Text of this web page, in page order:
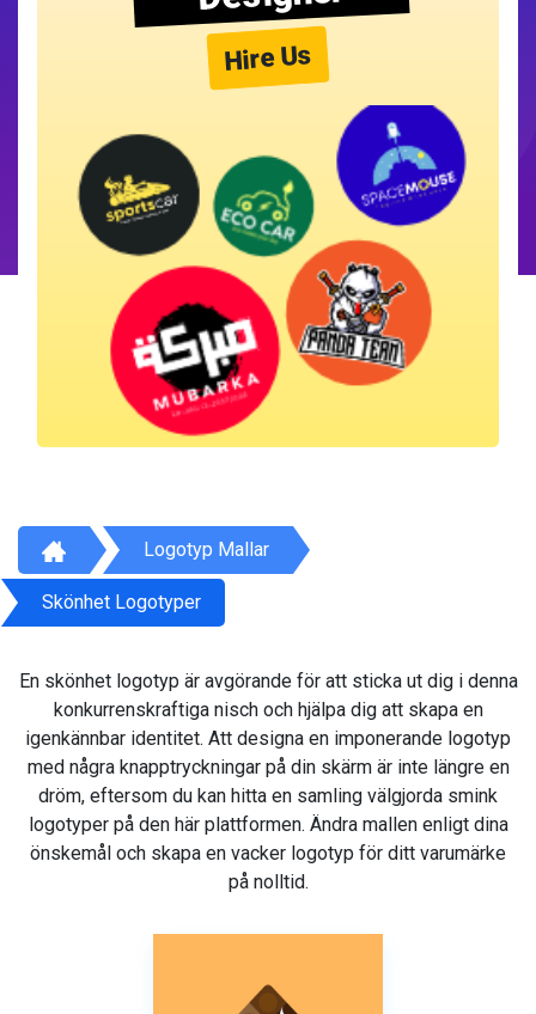
Hire Us
Logotyp Mallar
Skönhet Logotyper
En skönhet logotyp är avgörande för att sticka ut dig i denna
konkurrenskraftiga nisch och hjälpa dig att skapa en
igenkännbar identitet. Att designa en imponerande logotyp
med några knapptryckningar på din skärm är inte längre en
dröm, eftersom du kan hitta en samling välgjorda smink
logotyper på den här plattformen. Ändra mallen enligt dina
önskemål och skapa en vacker logotyp för ditt varumärke
på nolltid.